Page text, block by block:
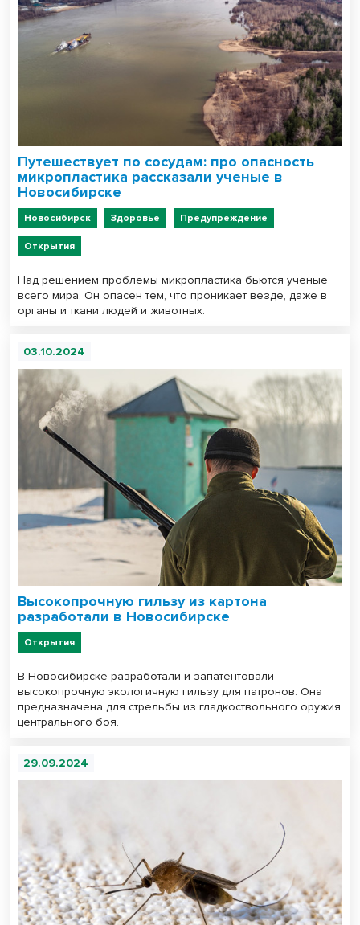
Путешествует по сосудам: про опасность
микропластика рассказали ученые в
Новосибирске
Новосибирск Здоровье Предупреждение
Открытия
Над решением проблемы микропластика бьются ученые
всего мира. Он опасен тем, что проникает везде, даже в
органы и ткани людей и животных.
03.10.2024
Высокопрочную гильзу из картона
разработали в Новосибирске
Открытия
В Новосибирске разработали и запатентовали
высокопрочную экологичную гильзу для патронов. Она
предназначена для стрельбы из гладкоствольного оружия
центрального боя.
29.09.2024